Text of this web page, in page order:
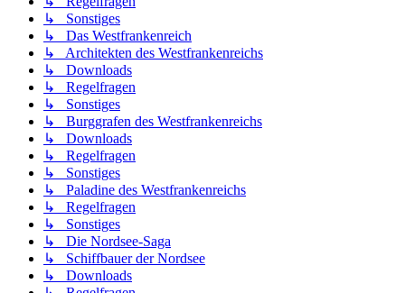
↳ Sonstiges
↳ Das Westfrankenreich
↳ Architekten des Westfrankenreichs
↳ Downloads
↳ Regelfragen
↳ Sonstiges
↳ Burggrafen des Westfrankenreichs
↳ Downloads
↳ Regelfragen
↳ Sonstiges
↳ Paladine des Westfrankenreichs
↳ Regelfragen
↳ Sonstiges
↳ Die Nordsee-Saga
↳ Schiffbauer der Nordsee
↳ Downloads